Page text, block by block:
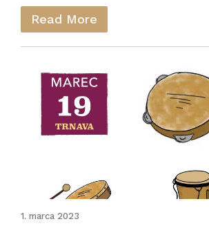
Read More
1. marca 2023